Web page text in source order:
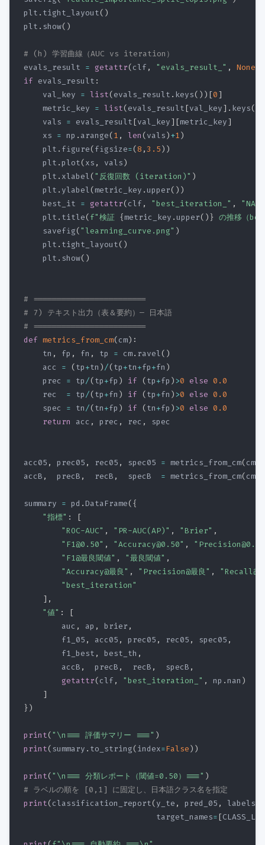
plt . tight_layout( )
plt . show( )
# (h) 学習曲線（AUC vs iteration）
evals_result = getattr(clf , "evals_result_" , None
if evals_result :
    val_key
= list(evals_result . keys( ) ) [0]
    metric_key
= list(evals_result[val_key] . keys(
    vals
= evals_result[val_key] [metric_key]
    xs
= np . arange(1 , len(vals)+1)
    plt
. figure(figsize=(8 ,3.5) )
    plt
.plot(xs , vals)
    plt
. xlabel("反復回数 (iteration)" )
    plt
. ylabel(metric_key .upper( ) )
    best_it
= getattr(clf , "best_iteration_" , "NA"
    plt
. title(f"検証 {metric_key .upper( ) } の推移（
    savefig
("learning_curve.png" )
    plt
. tight_layout( )
    plt
. show( )
# ========================
# 7) テキスト出力（表＆要約）— 日本語
# ========================
def metrics_from_cm(cm) :
    tn
, fp , fn , tp = cm. ravel( )
    acc
= (tp+tn )/(tp+tn+fp+fn )
    prec
= tp/(tp+fp ) if (tp+fp )>0 else 0.0
    rec
= tp/(tp+fn ) if (tp+fn )>0 else 0.0
    spec
= tn/(tn+fp ) if (tn+fp )>0 else 0.0
return
acc , prec , rec , spec
acc05 , prec05 , rec05 , spec05 = metrics_from_cm(
accB ,
  precB
,
  recB
,
  specB
= metrics_from_cm(
summary = pd .DataFrame({
"指標" :
[
"ROC-AUC" , "PR-AUC(AP)" , "Brier" ,
"F1@0.50" , "Accuracy@0.50" ,
"F1@最良閾値" , "最良閾値" ,
"Accuracy@最良" , "Precision@最良" ,
"Recall@
"best_iteration"
] ,
"値" :
[
        auc
, ap , brier ,
        f1_05
, acc05 , prec05 , rec05 , spec05 ,
        f1_best
, best_th ,
        accB
,
  precB
,
  recB
,
  specB
,
getattr(clf , "best_iteration_" , np .nan )
]
})
print("\n=== 評価サマリー ===" )
print( summary . to_string(index=False) )
print("\n=== 分類レポート（閾値=0.50）===" )
# ラベルの順を [0,1] に固定し、日本語クラス名を指定
print(classification_report(y_te , pred_05 , labels
                            target_names
=[